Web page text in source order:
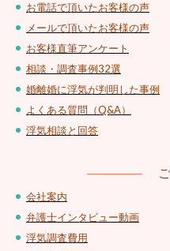
お電話で頂いたお客様の声
メールで頂いたお客様の声
お客様直筆アンケート
相談・調査事例32選
婚離婚に浮気が判明した事例
よくある質問（Q&A）
浮気相談と回答
会社案内
弁護士インタビュー動画
浮気調査費用